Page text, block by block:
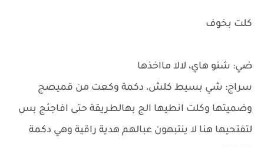
كلت بخوف
ضي: شنو هاي، لالا مااخذها
سراج: شي بسيط كلش، دكمة وكعت من قميصج
وضميتها وكلت انطيها الج بهالطريقة حتى افاجئج بس
لتفتحيها هنا لا ينتبهون عبالهم هدية راقية وهي دكمة